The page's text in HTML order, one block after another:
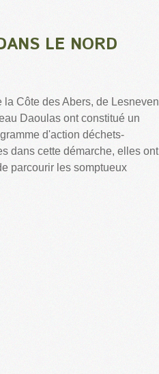
LE NORD
Côte des Abers, de Lesneven
Daoulas ont constitué un
d'action déchets-
dans cette démarche, elles ont
parcourir les somptueux